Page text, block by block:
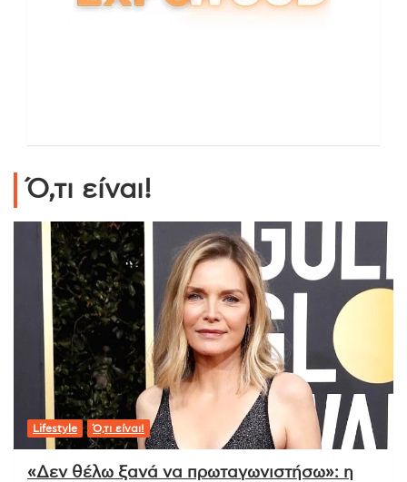
Ό,τι είναι!
Lifestyle Ό,τι είναι!
«Δεν θέλω ξανά να πρωταγωνιστήσω»: η